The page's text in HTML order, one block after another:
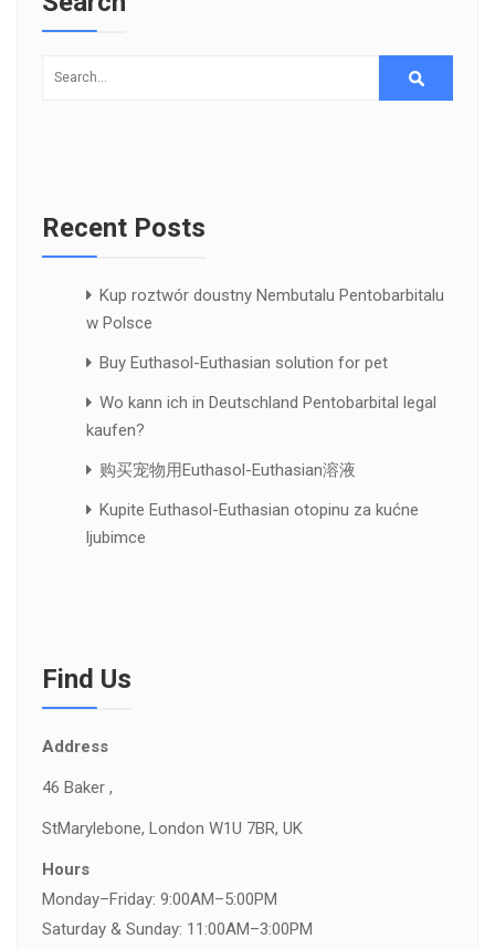
Recent Posts
Kup roztwór doustny Nembutalu Pentobarbitalu
w Polsce
Buy Euthasol-Euthasian solution for pet
Wo kann ich in Deutschland Pentobarbital legal
kaufen?
购买宠物用Euthasol-Euthasian溶液
Kupite Euthasol-Euthasian otopinu za kućne
ljubimce
Find Us
Address
46 Baker ,
StMarylebone, London W1U 7BR, UK
Hours
Monday–Friday: 9:00AM–5:00PM
Saturday & Sunday: 11:00AM–3:00PM